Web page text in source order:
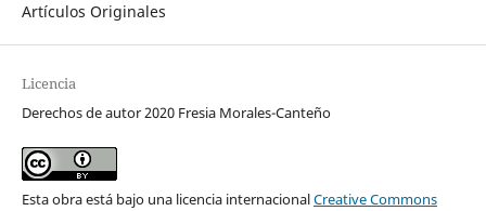
Artículos Originales
Licencia
Derechos de autor 2020 Fresia Morales-Canteño
Esta obra está bajo una licencia internacionalCreative Commons